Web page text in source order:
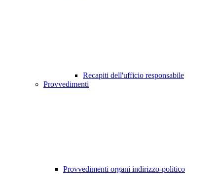
Recapiti dell'ufficio responsabile
Provvedimenti
Provvedimenti organi indirizzo-politico